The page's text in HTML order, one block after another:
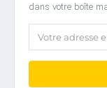
dans votre boîte
Votre adresse